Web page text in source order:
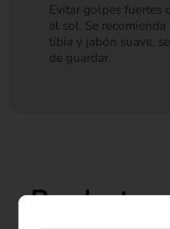
Evitar golpes fuertes
al sol. Se
tibia y jabón suave,
de guardar.
Productos